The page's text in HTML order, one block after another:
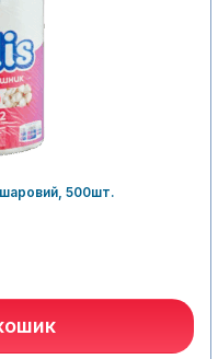
500шт.